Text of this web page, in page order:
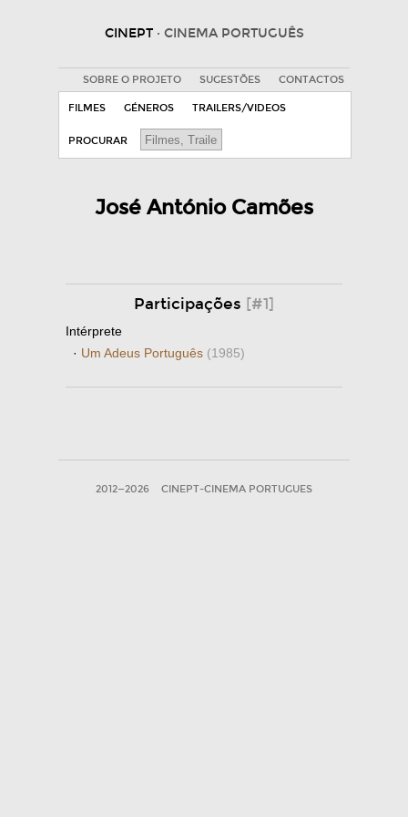
CINEPT · CINEMA PORTUGUÊS
SOBRE O PROJETO SUGESTÕES CONTACTOS
FILMES GÉNEROS TRAILERS/VIDEOS
PROCURAR
José António Camões
Participações [#1]
Intérprete
· Um Adeus Português (1985)
2012—2026 CINEPT-CINEMA PORTUGUES